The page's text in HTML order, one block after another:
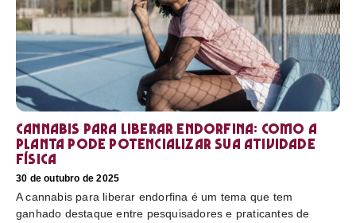
Cannabis para liberar endorfina: como a
planta pode potencializar sua atividade
física
30 de outubro de 2025
A cannabis para liberar endorfina é um tema que tem
ganhado destaque entre pesquisadores e praticantes de